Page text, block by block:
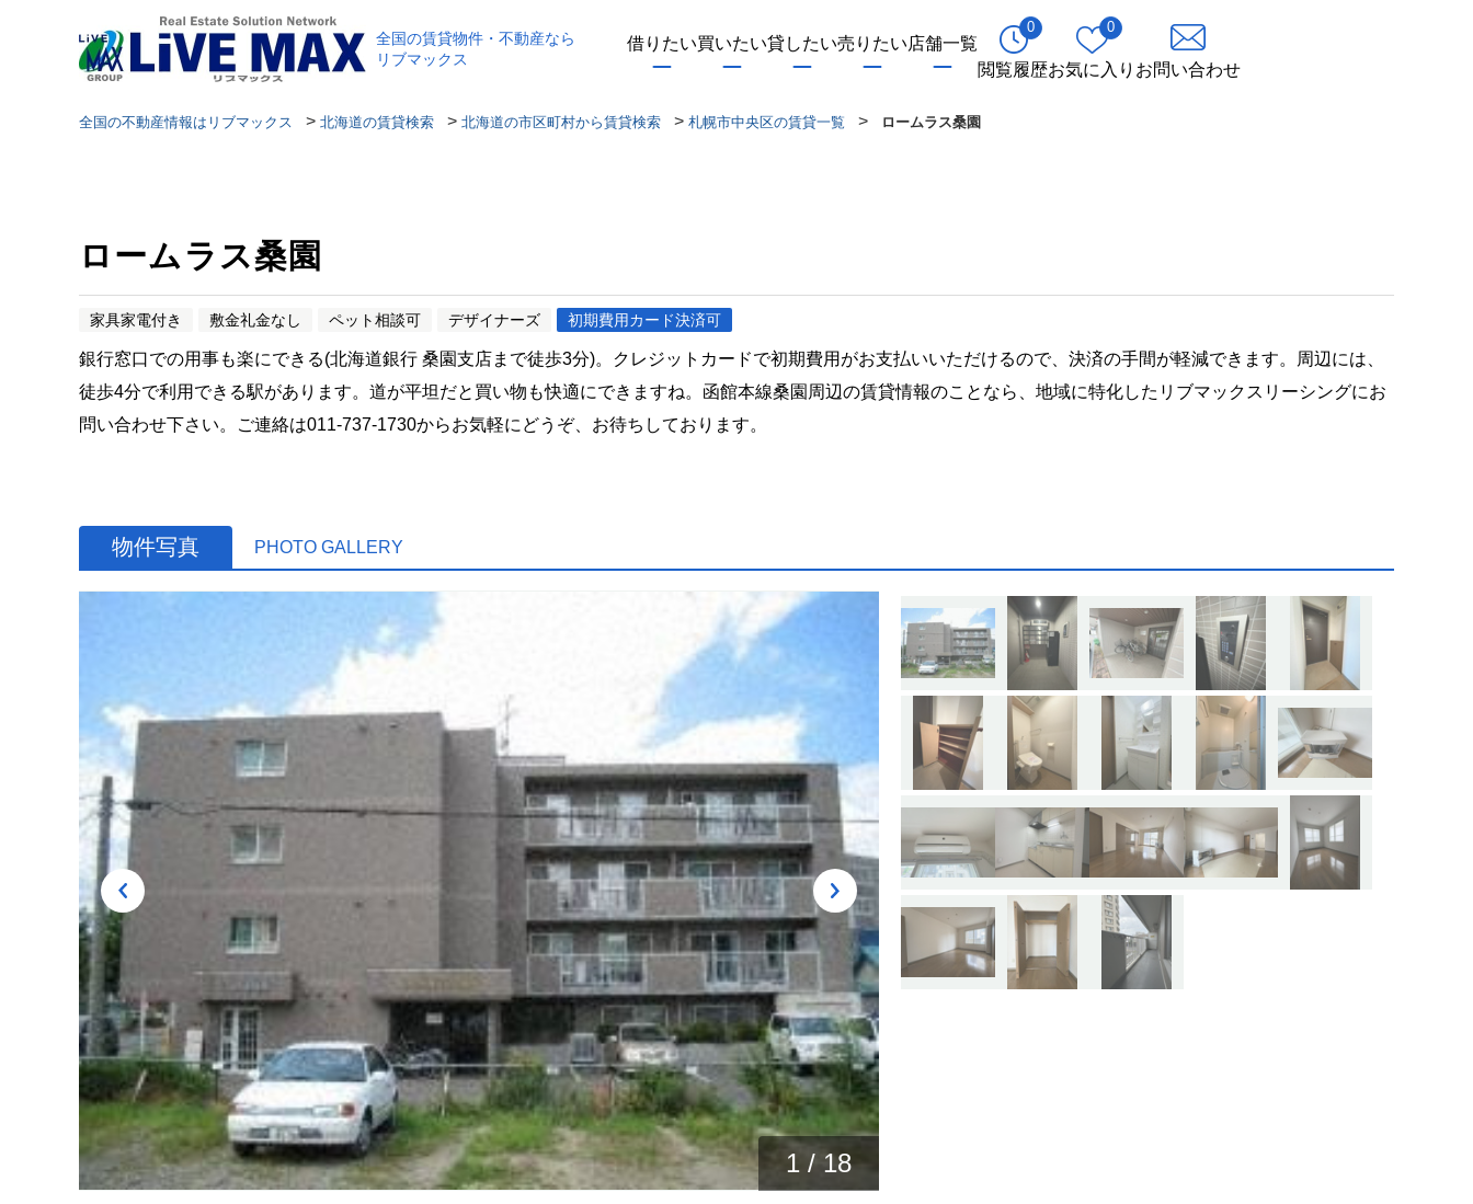
全国の賃貸物件・不動産なら
リブマックス
借りたい買いたい貸したい売りたい店舗一覧
0
閲覧履歴
0
お気に入り お問い合わせ
全国の不動産情報はリブマックス > 北海道の賃貸検索 > 北海道の市区町村から賃貸検索 > 札幌市中央区の賃貸一覧 > ロームラス桑園
ロームラス桑園
家具家電付き 敷金礼金なし ペット相談可 デザイナーズ 初期費用カード決済可
銀行窓口での用事も楽にできる(北海道銀行 桑園支店まで徒歩3分)。クレジットカードで初期費用がお支払いいただけるので、決済の手間が軽減できます。周辺には、
徒歩4分で利用できる駅があります。道が平坦だと買い物も快適にできますね。函館本線桑園周辺の賃貸情報のことなら、地域に特化したリブマックスリーシングにお
問い合わせ下さい。ご連絡は011-737-1730からお気軽にどうぞ、お待ちしております。
物件写真 PHOTO GALLERY
1 / 18